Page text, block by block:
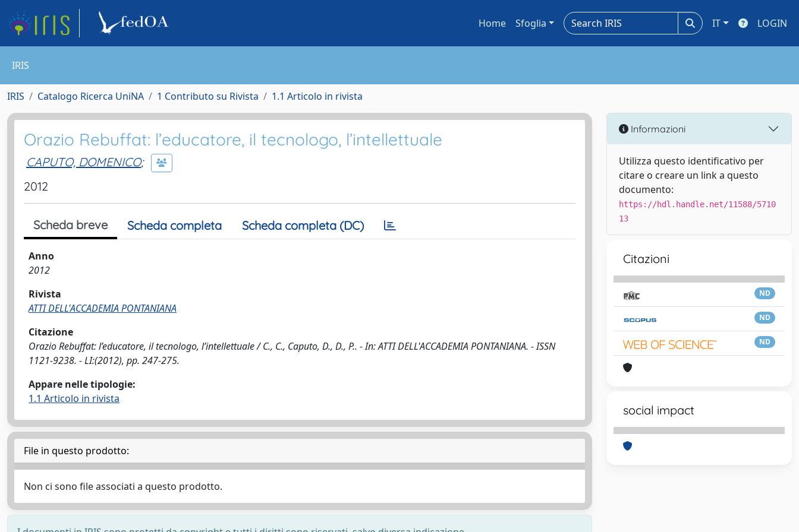
Home Sfoglia IT LOGIN
IRIS
IRIS Catalogo Ricerca UniNA 1 Contributo su Rivista 1.1 Articolo in rivista
Orazio Rebuffat: l’educatore, il tecnologo, l’intellettuale
CAPUTO, DOMENICO;
2012
Scheda breve Scheda completa Scheda completa (DC)
Anno
2012
Rivista
ATTI DELL'ACCADEMIA PONTANIANA
Citazione
Orazio Rebuffat: l’educatore, il tecnologo, l’intellettuale / C., C., Caputo, D., D., P.. - In: ATTI DELL'ACCADEMIA PONTANIANA. - ISSN
1121-9238. - LI:(2012), pp. 247-275.
Appare nelle tipologie:
1.1 Articolo in rivista
File in questo prodotto:
Non ci sono file associati a questo prodotto.
Informazioni
Utilizza questo identificativo per
citare o creare un link a questo
documento:
https://hdl.handle.net/11588/5710
13
Citazioni
ND
ND
ND
social impact